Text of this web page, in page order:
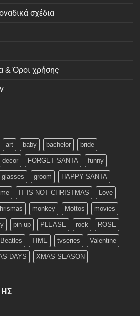
σχέδια
& Όροι χρήσης
art baby bachelor bride
decor FORGET SANTA funny
glasses groom HAPPY SANTA
IT IS NOT CHRISTMAS Love
monkey Mottos movies
pin up PLEASE rock ROSE
TIME tvseries Valentine
DAYS XMAS SEASON